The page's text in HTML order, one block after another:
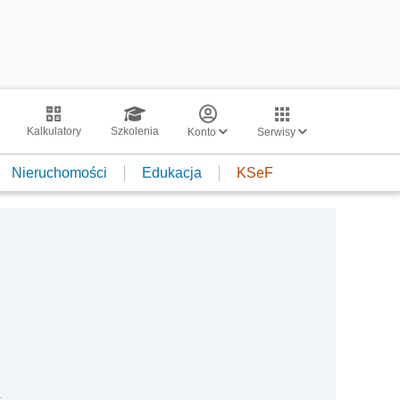
Kalkulatory Szkolenia Konto Serwisy
Nieruchomości Edukacja KSeF